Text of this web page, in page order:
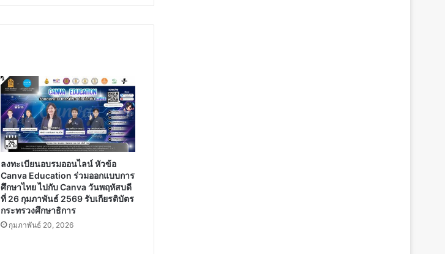
ลงทะเบียนอบรมออนไลน์ หัวข้อ
Canva Education ร่วมออกแบบการ
ศึกษาไทย ไปกับ Canva วันพฤหัสบดี
ที่ 26 กุมภาพันธ์ 2569 รับเกียรติบัตร
กระทรวงศึกษาธิการ
กุมภาพันธ์ 20, 2026